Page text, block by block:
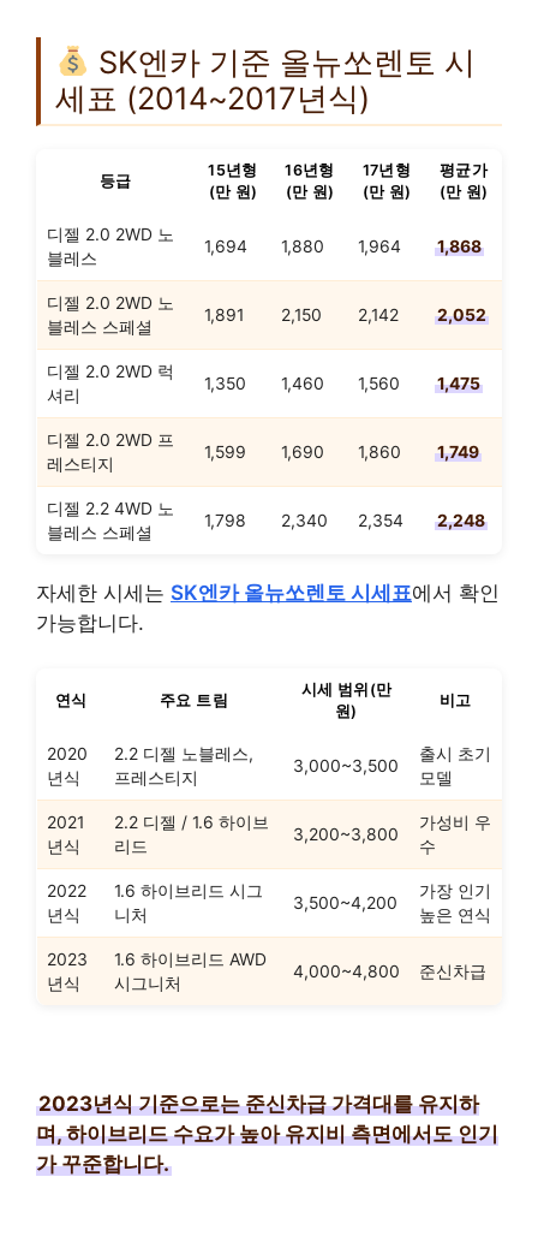
SK엔카 기준 올뉴쏘렌토 시
세표 (2014~2017년식)
등급
15년형
(만 원)
16년형
(만 원)
17년형
(만 원)
평균가
(만 원)
디젤 2.0 2WD 노
블레스
1,694 1,880 1,964 1,868
디젤 2.0 2WD 노
블레스 스페셜
1,891 2,150 2,142 2,052
디젤 2.0 2WD 럭
셔리
1,350 1,460 1,560 1,475
디젤 2.0 2WD 프
레스티지
1,599 1,690 1,860 1,749
디젤 2.2 4WD 노
블레스 스페셜
1,798 2,340 2,354 2,248
자세한 시세는 SK엔카 올뉴쏘렌토 시세표에서 확인
가능합니다.
연식 주요 트림
시세 범위(만
원)
비고
2020
년식
2.2 디젤 노블레스,
프레스티지
3,000~3,500
출시 초기
모델
2021
년식
2.2 디젤 / 1.6 하이브
리드
3,200~3,800
가성비 우
수
2022
년식
1.6 하이브리드 시그
니처
3,500~4,200
가장 인기
높은 연식
2023
년식
1.6 하이브리드 AWD
시그니처
4,000~4,800 준신차급
2023년식 기준으로는 준신차급 가격대를 유지하
며, 하이브리드 수요가 높아 유지비 측면에서도 인기
가 꾸준합니다.